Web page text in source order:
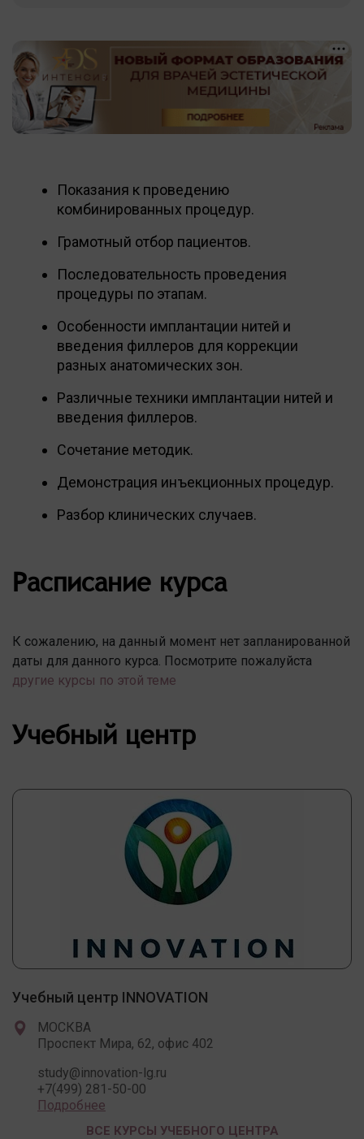
Показания к проведению
комбинированных процедур.
Грамотный отбор пациентов.
Последовательность проведения
процедуры по этапам.
Особенности имплантации нитей и
введения филлеров для коррекции
разных анатомических зон.
Различные техники имплантации нитей и
введения филлеров.
Сочетание методик.
Демонстрация инъекционных процедур.
Разбор клинических случаев.
Расписание курса
К сожалению, на данный момент нет запланированной
даты для данного курса. Посмотрите пожалуйста
другие курсы по этой теме
Учебный центр
Учебный центр INNOVATION
МОСКВА
Проспект Мира, 62, офис 402
study@innovation-lg.ru
+7(499) 281-50-00
Подробнее
ВСЕ КУРСЫ УЧЕБНОГО ЦЕНТРА